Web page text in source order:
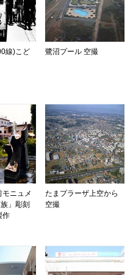
線)こど
鷺沼プール 空撮
ニュメ
」彫刻
作
たまプラーザ上空から
空撮